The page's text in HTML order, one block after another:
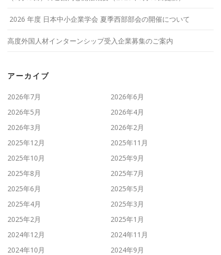
2026 年度 日本中小企業学会 夏季西部部会の開催について
高度外国人材インターンシップ受入企業募集のご案内
アーカイブ
2026年7月
2026年6月
2026年5月
2026年4月
2026年3月
2026年2月
2025年12月
2025年11月
2025年10月
2025年9月
2025年8月
2025年7月
2025年6月
2025年5月
2025年4月
2025年3月
2025年2月
2025年1月
2024年12月
2024年11月
2024年10月
2024年9月